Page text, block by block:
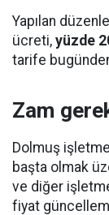
Yapılan
ücreti, yüzde
tarife
Zam
Dolmuş
başta olmak
ve diğer
fiyat